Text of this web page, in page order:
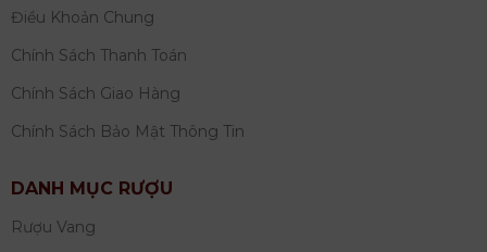
Điều Khoản Chung
Chính Sách Thanh Toán
Chính Sách Giao Hàng
Chính Sách Bảo Mật Thông Tin
DANH MỤC RƯỢU
Rượu Vang